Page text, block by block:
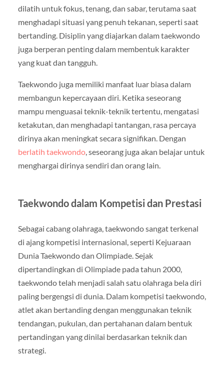
dilatih untuk fokus, tenang, dan sabar, terutama saat
menghadapi situasi yang penuh tekanan, seperti saat
bertanding. Disiplin yang diajarkan dalam taekwondo
juga berperan penting dalam membentuk karakter
yang kuat dan tangguh.
Taekwondo juga memiliki manfaat luar biasa dalam
membangun kepercayaan diri. Ketika seseorang
mampu menguasai teknik-teknik tertentu, mengatasi
ketakutan, dan menghadapi tantangan, rasa percaya
dirinya akan meningkat secara signifikan. Dengan
berlatih taekwondo, seseorang juga akan belajar untuk
menghargai dirinya sendiri dan orang lain.
Taekwondo dalam Kompetisi dan Prestasi
Sebagai cabang olahraga, taekwondo sangat terkenal
di ajang kompetisi internasional, seperti Kejuaraan
Dunia Taekwondo dan Olimpiade. Sejak
dipertandingkan di Olimpiade pada tahun 2000,
taekwondo telah menjadi salah satu olahraga bela diri
paling bergengsi di dunia. Dalam kompetisi taekwondo,
atlet akan bertanding dengan menggunakan teknik
tendangan, pukulan, dan pertahanan dalam bentuk
pertandingan yang dinilai berdasarkan teknik dan
strategi.